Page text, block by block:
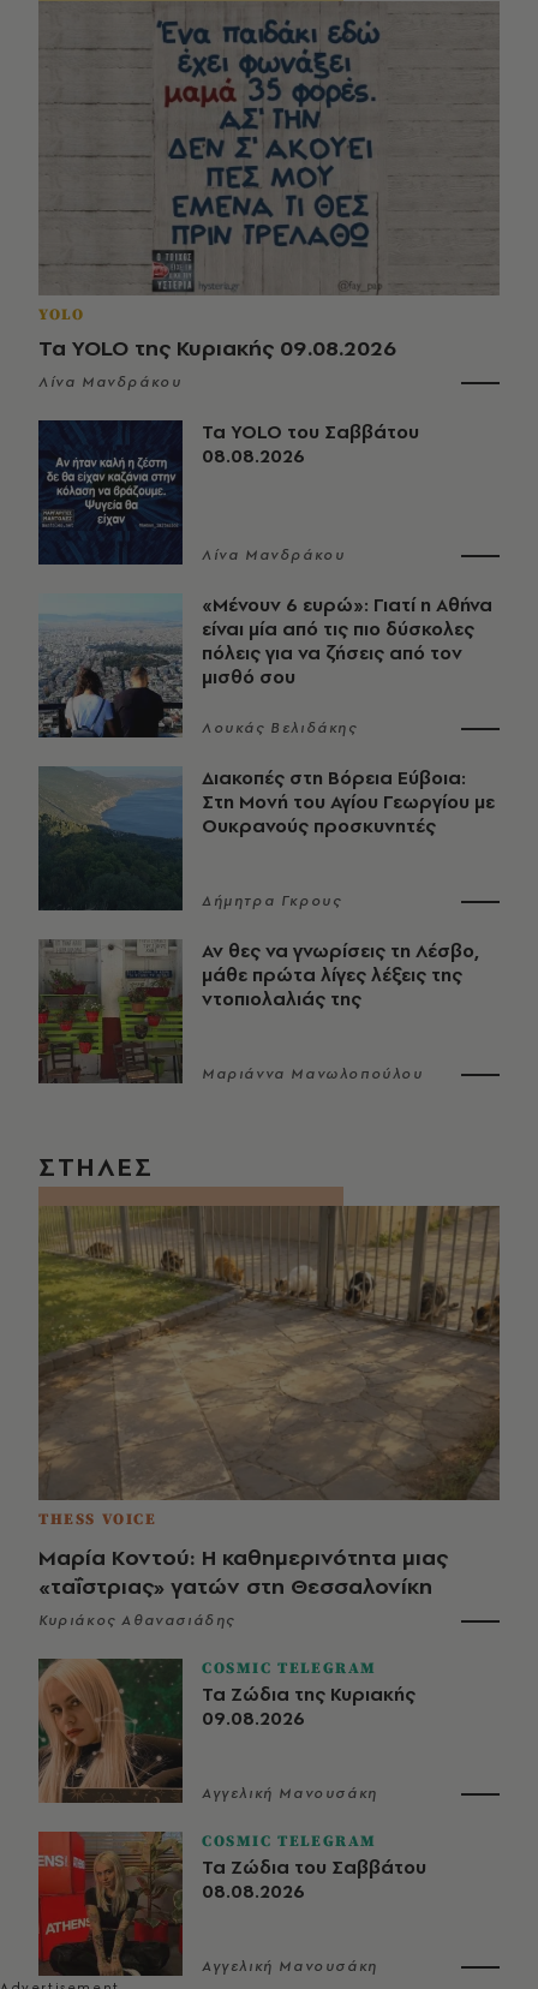
YOLO
Τα YOLO της Κυριακής 09.08.2026
Λίνα Μανδράκου
Τα YOLO του Σαββάτου
08.08.2026
Λίνα Μανδράκου
«Μένουν 6 ευρώ»: Γιατί η Αθήνα
είναι μία από τις πιο δύσκολες
πόλεις για να ζήσεις από τον
μισθό σου
Λουκάς Βελιδάκης
Διακοπές στη Βόρεια Εύβοια:
Στη Μονή του Αγίου Γεωργίου με
Ουκρανούς προσκυνητές
Δήμητρα Γκρους
Αν θες να γνωρίσεις τη Λέσβο,
μάθε πρώτα λίγες λέξεις της
ντοπιολαλιάς της
Μαριάννα Μανωλοπούλου
ΣΤΗΛΕΣ
THESS VOICE
Μαρία Κοντού: Η καθημερινότητα μιας
«ταΐστριας» γατών στη Θεσσαλονίκη
Κυριάκος Αθανασιάδης
COSMIC TELEGRAM
Τα Ζώδια της Κυριακής
09.08.2026
Αγγελική Μανουσάκη
COSMIC TELEGRAM
Τα Ζώδια του Σαββάτου
08.08.2026
Αγγελική Μανουσάκη